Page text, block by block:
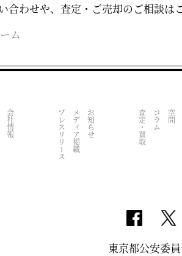
合わせや、査定・ご売却のご相談は
ム
空間
コラム
査定・買取
お知らせ
メディア掲載
プレスリリース
会社情報
東京都公安委